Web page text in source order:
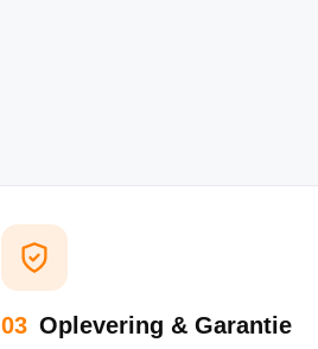
03 Oplevering & Garantie